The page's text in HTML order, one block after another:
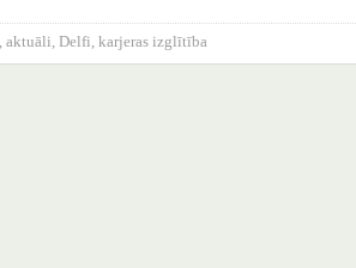
aktuāli Delfi karjeras izglītība